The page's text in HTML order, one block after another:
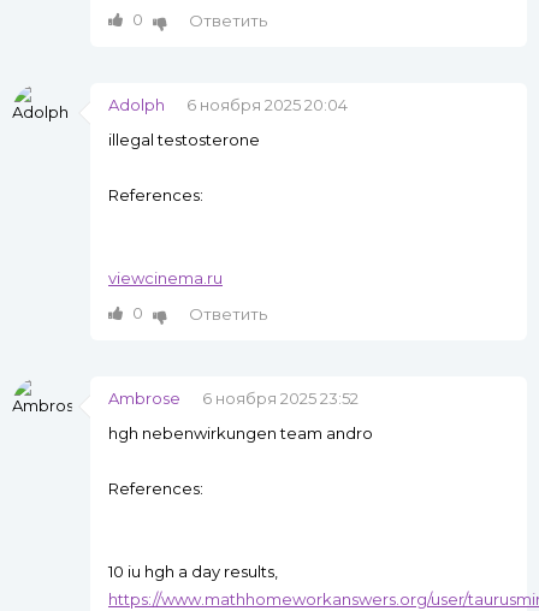
0
Ответить
Adolph
6 ноября 2025 20:04
illegal testosterone
References:
viewcinema.ru
0
Ответить
Ambrose
6 ноября 2025 23:52
hgh nebenwirkungen team andro
References:
10 iu hgh a day results,
https://www.mathhomeworkanswers.org/user/